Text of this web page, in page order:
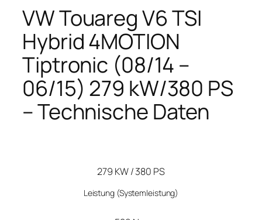
VW Touareg V6 TSI
Hybrid 4MOTION
Tiptronic (08/14 –
06/15) 279 kW/380 PS
– Technische Daten
279 KW / 380 PS
Leistung(Systemleistung)